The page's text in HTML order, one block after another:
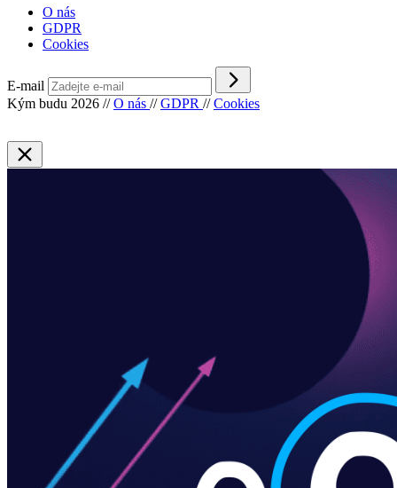
O nás
GDPR
Cookies
E-mail
Kým budu 2026 // O nás // GDPR // Cookies